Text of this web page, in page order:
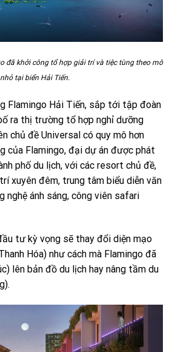
đã khởi công tổ hợp giải trí và tiệc tùng theo mô
tại biển Hải Tiến.
Flamingo Hải Tiến, sắp tới tập đoàn
ra thị trường tổ hợp nghỉ dưỡng
chủ đề Universal có quy mô hơn
của Flamingo, đại dự án được phát
phố du lịch, với các resort chủ đề,
xuyên đêm, trung tâm biểu diễn văn
nghệ ánh sáng, công viên safari
tư kỳ vọng sẽ thay đổi diện mạo
Hóa) như cách mà Flamingo đã
lên bản đồ du lịch hay nâng tầm du